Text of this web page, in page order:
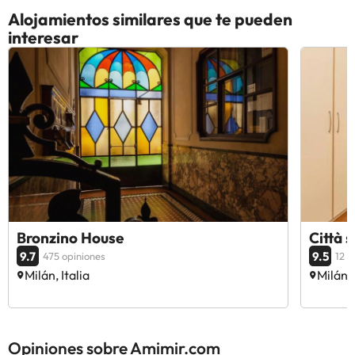
Alojamientos similares que te pueden
interesar
Bronzino House
9.7 475 opiniones
Milán, Italia
Città
9.5 12
Milán,
Opiniones sobre Amimir.com